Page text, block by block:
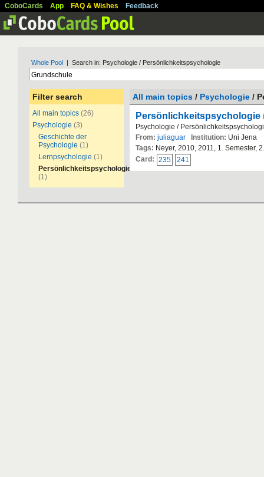
CoboCards App FAQ & Wishes Feedback
Whole Pool | Search in: Psychologie / Persönlichkeitspsychologie
Filter search
All main topics (26)
Psychologie (3)
Geschichte der
Psychologie (1)
Lernpsychologie (1)
Persönlichkeitspsychologie
(1)
All main topics / Psychologie /
Persönlichkeitspsychologie
Psychologie /
From: juliaguar Institution: Uni Jena
Tags: Neyer, 2010, 2011, 1. Semester,
Card: 235 241